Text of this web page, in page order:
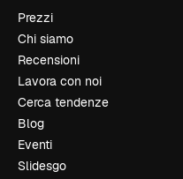
Prezzi
Chi siamo
Recensioni
Lavora con noi
Cerca tendenze
Blog
Eventi
Slidesgo